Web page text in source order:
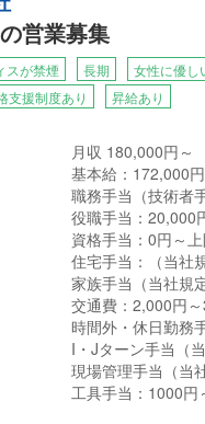
営業募集
スが禁煙 長期 女性に優し
支援制度あり 昇給あり
月収 180,000円～
基本給：172,000
職務手当（技術者
役職手当：20,000
資格手当：0円～
住宅手当：（当社
家族手当（当社規
交通費：2,000円
時間外・休日勤務
I・Jターン手当（
現場管理手当（当
工具手当：1000円